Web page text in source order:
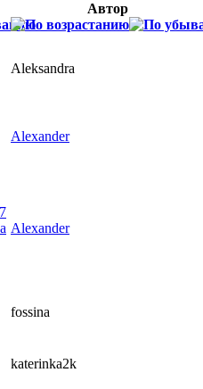
Автор
Aleksandra
Alexander
Alexander
fossina
katerinka2k